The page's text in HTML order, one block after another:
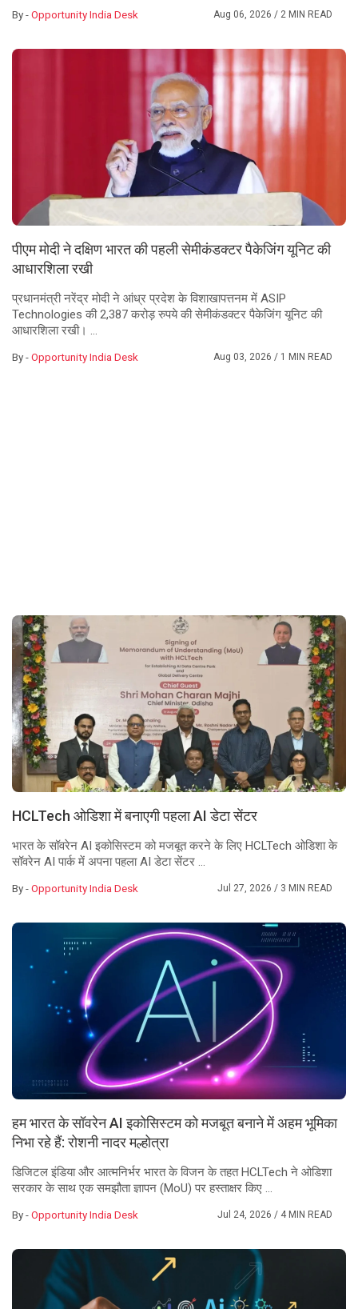
By -Opportunity India Desk Aug 06, 2026/ 2 MIN READ
पीएम मोदी ने दक्षिण भारत की पहली सेमीकंडक्टर पैकेजिंग यूनिट की
आधारशिला रखी
प्रधानमंत्री नरेंद्र मोदी ने आंध्र प्रदेश के विशाखापत्तनम में ASIP
Technologies की 2,387 करोड़ रुपये की सेमीकंडक्टर पैकेजिंग यूनिट की
आधारशिला रखी। ...
By -Opportunity India Desk Aug 03, 2026/ 1 MIN READ
HCLTech ओडिशा में बनाएगी पहला AI डेटा सेंटर
भारत के सॉवरेन AI इकोसिस्टम को मजबूत करने के लिए HCLTech ओडिशा के
सॉवरेन AI पार्क में अपना पहला AI डेटा सेंटर ...
By -Opportunity India Desk Jul 27, 2026/ 3 MIN READ
हम भारत के सॉवरेन AI इकोसिस्टम को मजबूत बनाने में अहम भूमिका
निभा रहे हैं: रोशनी नादर मल्होत्रा
डिजिटल इंडिया और आत्मनिर्भर भारत के विजन के तहत HCLTech ने ओडिशा
सरकार के साथ एक समझौता ज्ञापन (MoU) पर हस्ताक्षर किए ...
By -Opportunity India Desk Jul 24, 2026/ 4 MIN READ